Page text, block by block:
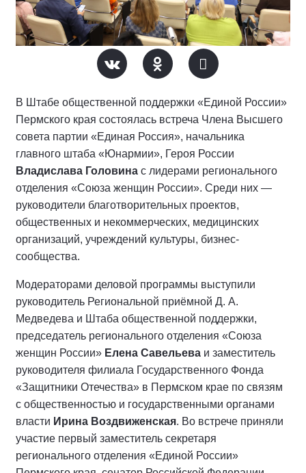
В Штабе общественной поддержки «Единой России»
Пермского края состоялась встреча Члена Высшего
совета партии «Единая Россия», начальника
главного штаба «Юнармии», Героя России
Владислава Головина с лидерами регионального
отделения «Союза женщин России». Среди них —
руководители благотворительных проектов,
общественных и некоммерческих, медицинских
организаций, учреждений культуры, бизнес-
сообщества.
Модераторами деловой программы выступили
руководитель Региональной приёмной Д. А.
Медведева и Штаба общественной поддержки,
председатель регионального отделения «Союза
женщин России» Елена Савельева и заместитель
руководителя филиала Государственного Фонда
«Защитники Отечества» в Пермском крае по связям
с общественностью и государственными органами
власти Ирина Воздвиженская. Во встрече приняли
участие первый заместитель секретаря
регионального отделения «Единой России»